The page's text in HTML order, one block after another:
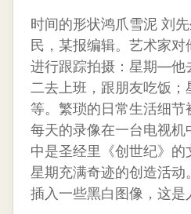
时间的形状鸿爪雪泥 刘
民，某报编辑。艺术家
进行跟踪拍摄：星期—他
二去上班，跟朋友吃饭
等。繁琐的日常生活细节
每天的录像在一台电视
中是圣经里《创世纪》
星期充满奇迹的创造活
插入一些黑白图像，这是